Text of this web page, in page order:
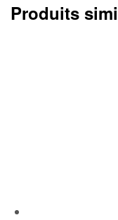
Produits